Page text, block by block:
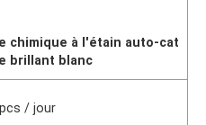
chimique à l'étain auto-cat
brillant blanc
/ jour